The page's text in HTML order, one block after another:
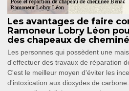
Les avantages de faire
Ramoneur Lobry Léon
des chapeaux de
Les personnes qui possèdent une
d'effectuer des travaux de réparation
C'est le meilleur moyen d'éviter les
d'intoxication aux dioxydes de